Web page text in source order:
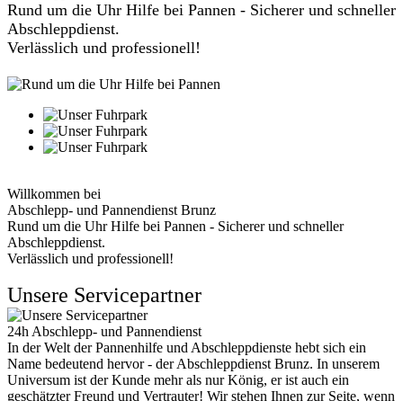
Rund um die Uhr Hilfe bei Pannen - Sicherer und schneller
Abschleppdienst.
Verlässlich und professionell!
Willkommen bei
Abschlepp- und Pannendienst Brunz
Rund um die Uhr Hilfe bei Pannen - Sicherer und schneller
Abschleppdienst.
Verlässlich und professionell!
Unsere Servicepartner
24h Abschlepp- und Pannendienst
In der Welt der Pannenhilfe und Abschleppdienste hebt sich ein
Name bedeutend hervor - der Abschleppdienst Brunz. In unserem
Universum ist der Kunde mehr als nur König, er ist auch ein
geschätzter Freund und Vertrauter! Wir stehen Ihnen zur Seite, wenn